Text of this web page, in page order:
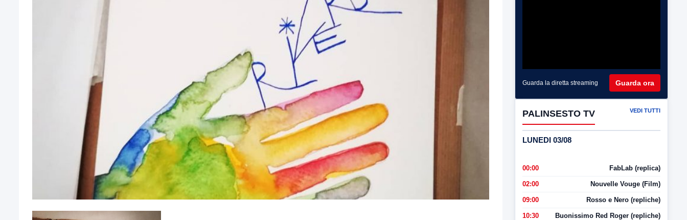
Guarda la diretta streaming Guarda ora
PALINSESTO TV VEDI TUTTI
LUNEDI 03/08
00:00 FabLab (replica)
02:00 Nouvelle Vouge (Film)
09:00 Rosso e Nero (repliche)
10:30 Buonissimo Red Roger (repliche)